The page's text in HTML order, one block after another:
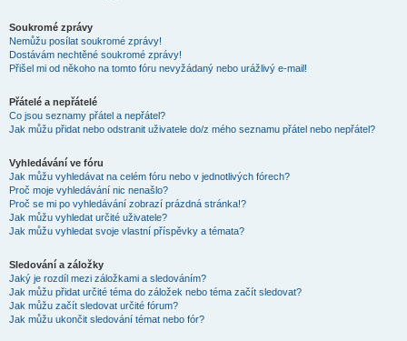
Soukromé zprávy
Nemůžu posílat soukromé zprávy!
Dostávám nechtěné soukromé zprávy!
Přišel mi od někoho na tomto fóru nevyžádaný nebo urážlivý e-mail!
Přátelé a nepřátelé
Co jsou seznamy přátel a nepřátel?
Jak můžu přidat nebo odstranit uživatele do/z mého seznamu přátel nebo nepřátel?
Vyhledávání ve fóru
Jak můžu vyhledávat na celém fóru nebo v jednotlivých fórech?
Proč moje vyhledávání nic nenašlo?
Proč se mi po vyhledávání zobrazí prázdná stránka!?
Jak můžu vyhledat určité uživatele?
Jak můžu vyhledat svoje vlastní příspěvky a témata?
Sledování a záložky
Jaký je rozdíl mezi záložkami a sledováním?
Jak můžu přidat určité téma do záložek nebo téma začít sledovat?
Jak můžu začít sledovat určité fórum?
Jak můžu ukončit sledování témat nebo fór?